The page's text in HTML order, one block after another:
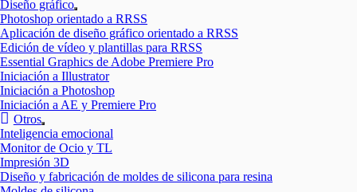
Diseño gráfico
Mostrar
el
submenú
Photoshop orientado a RRSS
Aplicación de diseño gráfico orientado a RRSS
Edición de vídeo y plantillas para RRSS
Essential Graphics de Adobe Premiere Pro
Iniciación a Illustrator
Iniciación a Photoshop
Iniciación a AE y Premiere Pro
Otros
Mostrar
el
submenú
Inteligencia emocional
Monitor de Ocio y TL
Impresión 3D
Diseño y fabricación de moldes de silicona para resina